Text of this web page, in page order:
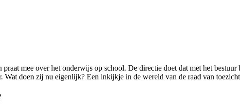
mee over het onderwijs op school. De directie doet dat met het
Wat doen zij nu eigenlijk? Een inkijkje in de wereld van de raad van